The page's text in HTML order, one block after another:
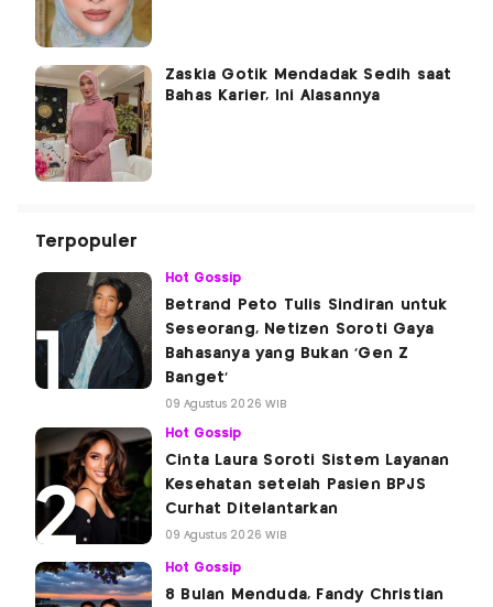
Zaskia Gotik Mendadak Sedih saat
Bahas Karier, Ini Alasannya
Terpopuler
Hot Gossip
Betrand Peto Tulis Sindiran untuk
Seseorang, Netizen Soroti Gaya
Bahasanya yang Bukan 'Gen Z
Banget'
09 Agustus 2026 WIB
Hot Gossip
Cinta Laura Soroti Sistem Layanan
Kesehatan setelah Pasien BPJS
Curhat Ditelantarkan
09 Agustus 2026 WIB
Hot Gossip
8 Bulan Menduda, Fandy Christian